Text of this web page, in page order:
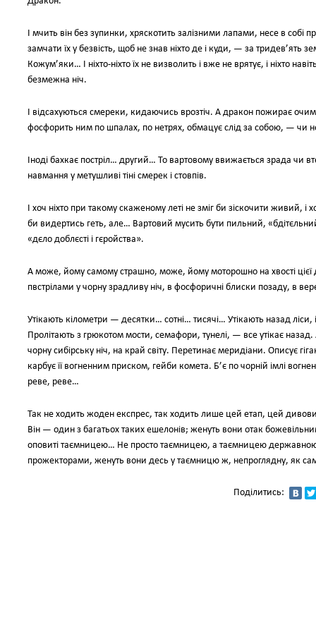
І мчить він без зупинки, хряскотить залізними лапами, несе в
замчати їх у безвість, щоб не знав ніхто де і куди, — за тридев’ять
Кожум’яки… І ніхто-ніхто їх не визволить і вже не врятує, і ніхто
безмежна ніч.
І відсахуються смереки, кидаючись врозтіч. А дракон пожирає
фосфорить ним по шпалах, по нетрях, обмацує слід за собою, — чи не
Іноді бахкає постріл… другий… То вартовому ввижається зрада чи
навмання у метушливі тіні смерек і стовпів.
І хоч ніхто при такому скаженому леті не зміг би зіскочити живий, і
би видертись геть, але… Вартовий мусить бути пильний,
«дєло доблєсті і гєройства».
А може, йому самому страшно, може, йому моторошно на хвості цієї
пвстрілами у чорну зрадливу ніч, в фосфоричні блиски позаду, в
Утікають кілометри — десятки… сотні… тисячі… Утікають назад ліси, і
Пролітають з грюкотом мости, семафори, тунелі, — все утікає
чорну сибірську ніч, на край світу. Перетинає меридіани. Описує
карбує її вогненним приском, гейби комета. Б’є по чорній імлі
реве, реве…
Так не ходить жоден експрес, так ходить лише цей етап, цей
Він — один з багатьох таких ешелонів; женуть вони отак
оповиті таємницею… Не просто таємницею, а таємницею державною
прожекторами, женуть вони десь у таємницю ж, непроглядну, як сам
Поділитись: